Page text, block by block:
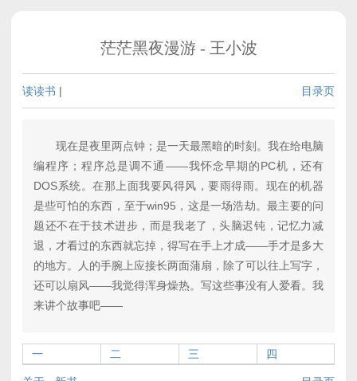
茫茫黑夜漫游 - 王小波
读读书 | 目录页
现在是夜里两点钟；是一天最黑暗的时刻。我在给电脑
编程序；程序总是调不通——我怀念早期的PC机，还有
DOS系统。在那上面我要风得风，要雨得雨。现在的机器
是些可怕的东西，至于win95，这是一场浩劫。最主要的问
题还不在于技术进步，而是我老了，头脑迟钝，记忆力减
退，才看过的东西就忘掉，得写在手上才成——手才是多大
的地方。人的手腕上应接长两面蒲扇，除了可以往上写字，
还可以扇风——我觉得浑身燥热。写这些事没有人爱看。我
来讲个故事吧——
一 二 三 四